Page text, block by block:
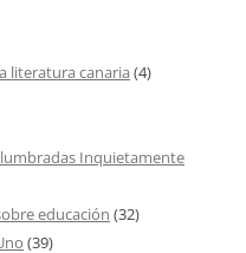
literatura canaria (4)
Inquietamente
educación (32)
(39)